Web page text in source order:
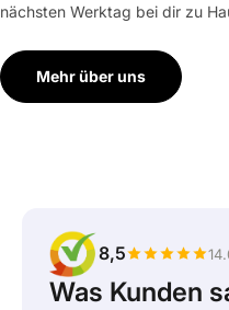
nächsten Werktag bei dir zu
Mehr über uns
8,5
Was Kunden